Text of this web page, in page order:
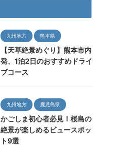
九州地方 熊本県
【天草絶景めぐり】熊本市内
発、1泊2日のおすすめドライ
ブコース
九州地方 鹿児島県
かごしま初心者必見！桜島の
絶景が楽しめるビュースポッ
ト9選